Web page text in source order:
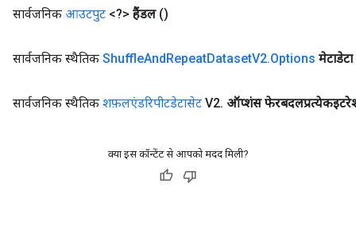
सार्वजनिक आउटपुट <?> हैंडल ()
सार्वजनिक स्थैतिक ShuffleAndRepeatDatasetV2.Options मेटाडेटा
सार्वजनिक स्थैतिक शफ़लएंडरिपीटडेटासेट V2. ऑप्शंस
क्या इस कॉन्टेंट से आपको मदद मिली?